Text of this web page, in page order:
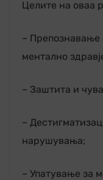
Целите на оваа
–
ментално
– Заштита и
–
нарушувања;
– Упатување за